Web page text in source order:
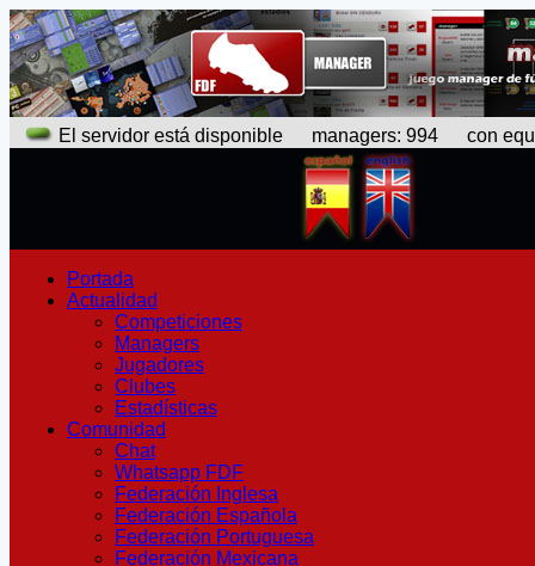
El servidor está disponible managers: 994 con
Portada
Actualidad
Competiciones
Managers
Jugadores
Clubes
Estadísticas
Comunidad
Chat
Whatsapp FDF
Federación Inglesa
Federación Española
Federación Portuguesa
Federación Mexicana